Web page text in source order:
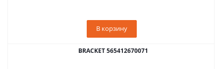
В корзину
BRACKET 565412670071